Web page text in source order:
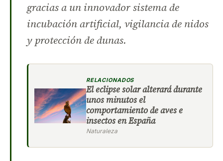
gracias a un innovador sistema de
incubación artificial, vigilancia de nidos
y protección de dunas.
RELACIONADOS
El eclipse solar alterará durante
unos minutos el
comportamiento de aves e
insectos en España
Naturaleza